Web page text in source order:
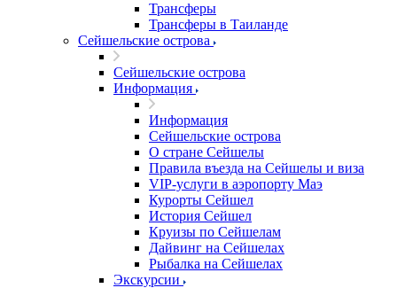
Трансферы
Трансферы в Таиланде
Сейшельские острова
Сейшельские острова
Информация
Информация
Сейшельские острова
О стране Сейшелы
Правила въезда на Сейшелы и виза
VIP-услуги в аэропорту Маэ
Курорты Сейшел
История Сейшел
Круизы по Сейшелам
Дайвинг на Сейшелах
Рыбалка на Сейшелах
Экскурсии